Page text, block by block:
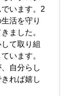
います。2
活を守り
ました。
て取り組
います。
自分らし
れば嬉し